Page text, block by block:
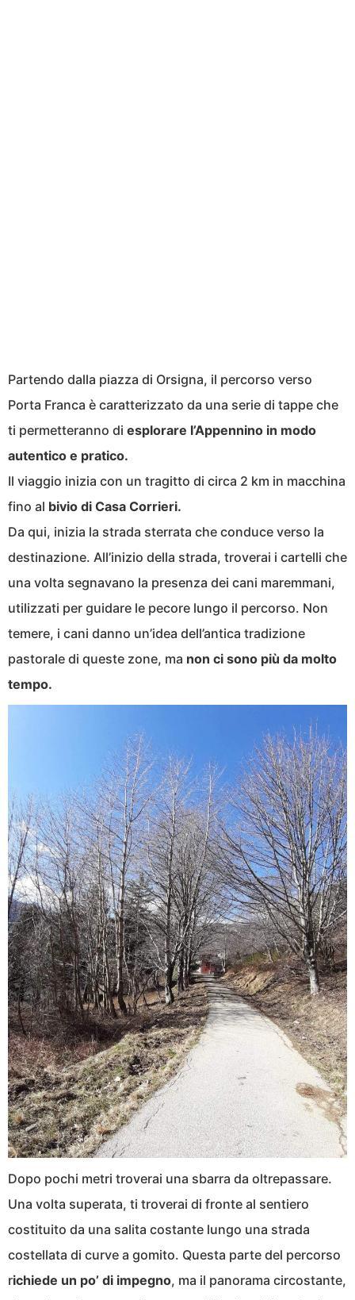
Partendo dalla piazza di Orsigna, il percorso verso
Porta Franca è caratterizzato da una serie di tappe che
ti permetteranno di esplorare l’Appennino in modo
autentico e pratico.
Il viaggio inizia con un tragitto di circa 2 km in macchina
fino al bivio di Casa Corrieri.
Da qui, inizia la strada sterrata che conduce verso la
destinazione. All’inizio della strada, troverai i cartelli che
una volta segnavano la presenza dei cani maremmani,
utilizzati per guidare le pecore lungo il percorso. Non
temere, i cani danno un’idea dell’antica tradizione
pastorale di queste zone, ma non ci sono più da molto
tempo.
Dopo pochi metri troverai una sbarra da oltrepassare.
Una volta superata, ti troverai di fronte al sentiero
costituito da una salita costante lungo una strada
costellata di curve a gomito. Questa parte del percorso
richiede un po’ di impegno, ma il panorama circostante,